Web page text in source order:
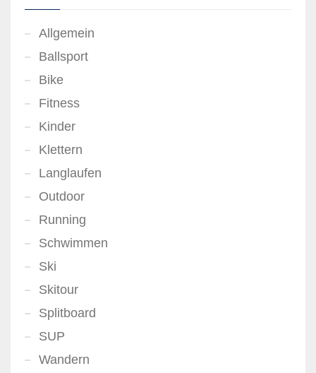
Allgemein
Ballsport
Bike
Fitness
Kinder
Klettern
Langlaufen
Outdoor
Running
Schwimmen
Ski
Skitour
Splitboard
SUP
Wandern